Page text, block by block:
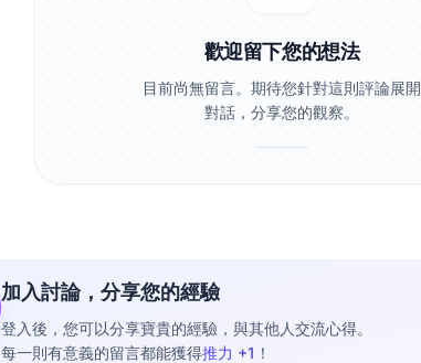
歡迎留下您的想法
目前尚無留言。期待您針對這則評論展開
對話，分享您的觀察。
加入討論，分享您的經驗
登入後，您可以分享寶貴的經驗，與其他人交流心得。
每一則有意義的留言都能獲得推力 +1 ！